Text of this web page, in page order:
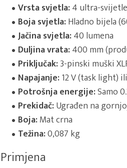
Vrsta svjetla:4 ultra-svijetle
Boja svjetla:Hladno bijela
Jačina svjetla:40 lumena
Duljina vrata:400 mm
Priključak:3-pinski muški
Napajanje:12 V (task light)
Potrošnja energije:Samo
Prekidač:Ugrađen na
Boja:Mat crna
Težina:0,087 kg
Primjena